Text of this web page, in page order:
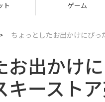
ト ゲーム
> ちょっとしたお出かけにぴ
お出かけ
キースト